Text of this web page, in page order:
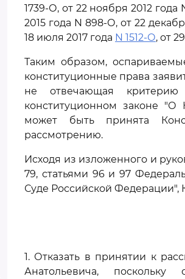
1739-О, от 22 ноября 2012
2015 года N 898-О, от 22
18 июля 2017 года N 1512-О, от
Таким образом,
конституционные права
не отвечающая критерию
конституционном законе "О
может быть принята
рассмотрению.
Исходя из изложенного и
79, статьями 96 и 97
Суде Российской
1. Отказать в принятии к
Анатольевича,